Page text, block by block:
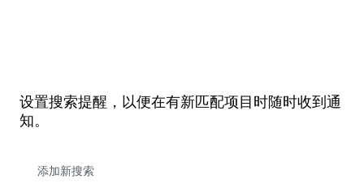
设置搜索提醒，以便在有新匹配项目时随时收到通
知。